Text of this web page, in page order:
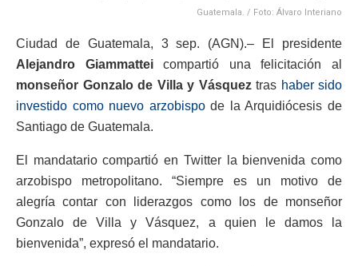
Guatemala. / Foto: Álvaro Interiano
Ciudad de Guatemala, 3 sep. (AGN).– El presidente
Alejandro Giammatteicompartió una felicitación al
monseñor Gonzalo de Villa y Vásqueztras haber sido
investido como nuevo arzobispode la Arquidiócesis de
Santiago de Guatemala.
El mandatario compartió en Twitter la bienvenida como
arzobispo metropolitano. “Siempre es un motivo de
alegría contar con liderazgos como los de monseñor
Gonzalo de Villa y Vásquez, a quien le damos la
bienvenida”, expresó el mandatario.